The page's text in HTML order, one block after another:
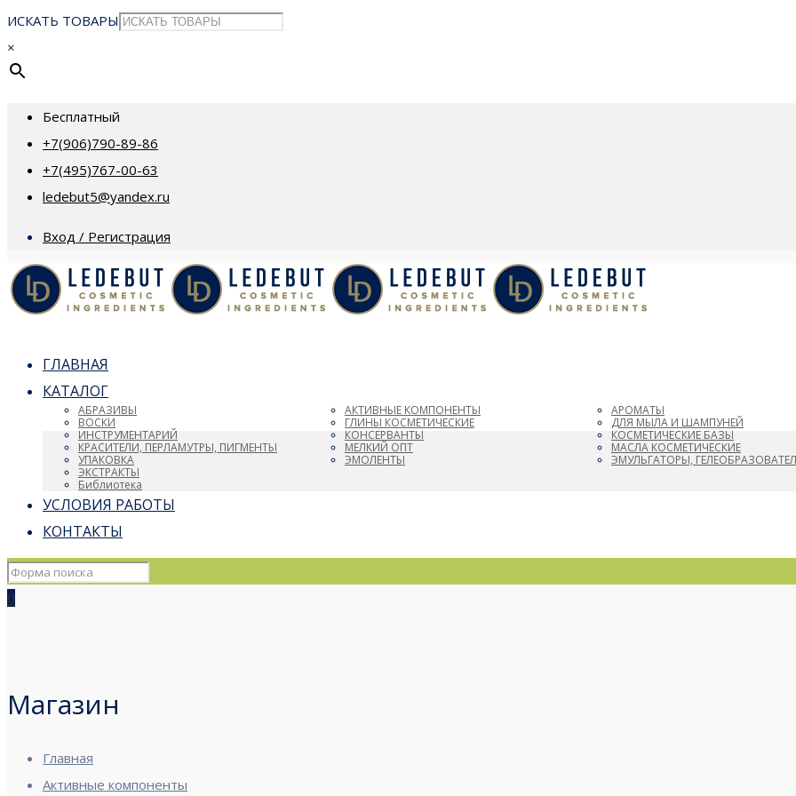
ИСКАТЬ ТОВАРЫ
×
Бесплатный
+7(906)790-89-86
+7(495)767-00-63
ledebut5@yandex.ru
Вход / Регистрация
ГЛАВНАЯ
КАТАЛОГ
АБРАЗИВЫ АКТИВНЫЕ КОМПОНЕНТЫ
АРОМАТЫ
ВОСКИ
ГЛИНЫ КОСМЕТИЧЕСКИЕ
ДЛЯ МЫЛА И ШАМПУНЕЙ
ИНСТРУМЕНТАРИЙ
КОНСЕРВАНТЫ
КОСМЕТИЧЕСКИЕ БАЗЫ
КРАСИТЕЛИ, ПЕРЛАМУТРЫ, ПИГМЕНТЫ
МЕЛКИЙ ОПТ
МАСЛА КОСМЕТИЧЕСКИЕ
УПАКОВКА
ЭМОЛЕНТЫ
ЭМУЛЬГАТОРЫ,
ЭКСТРАКТЫ
Библиотека
УСЛОВИЯ РАБОТЫ
КОНТАКТЫ
0
Магазин
Главная
Активные компоненты